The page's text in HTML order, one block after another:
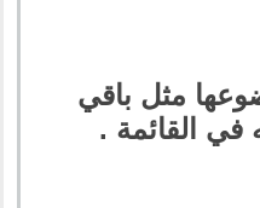
مثل باقي
في القائمة .